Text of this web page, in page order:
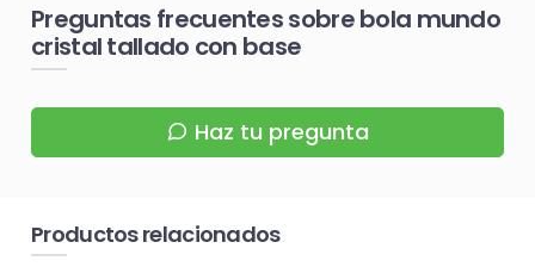
Preguntas frecuentes sobre bola mundo
cristal tallado con base
Haz tu pregunta
Productos relacionados